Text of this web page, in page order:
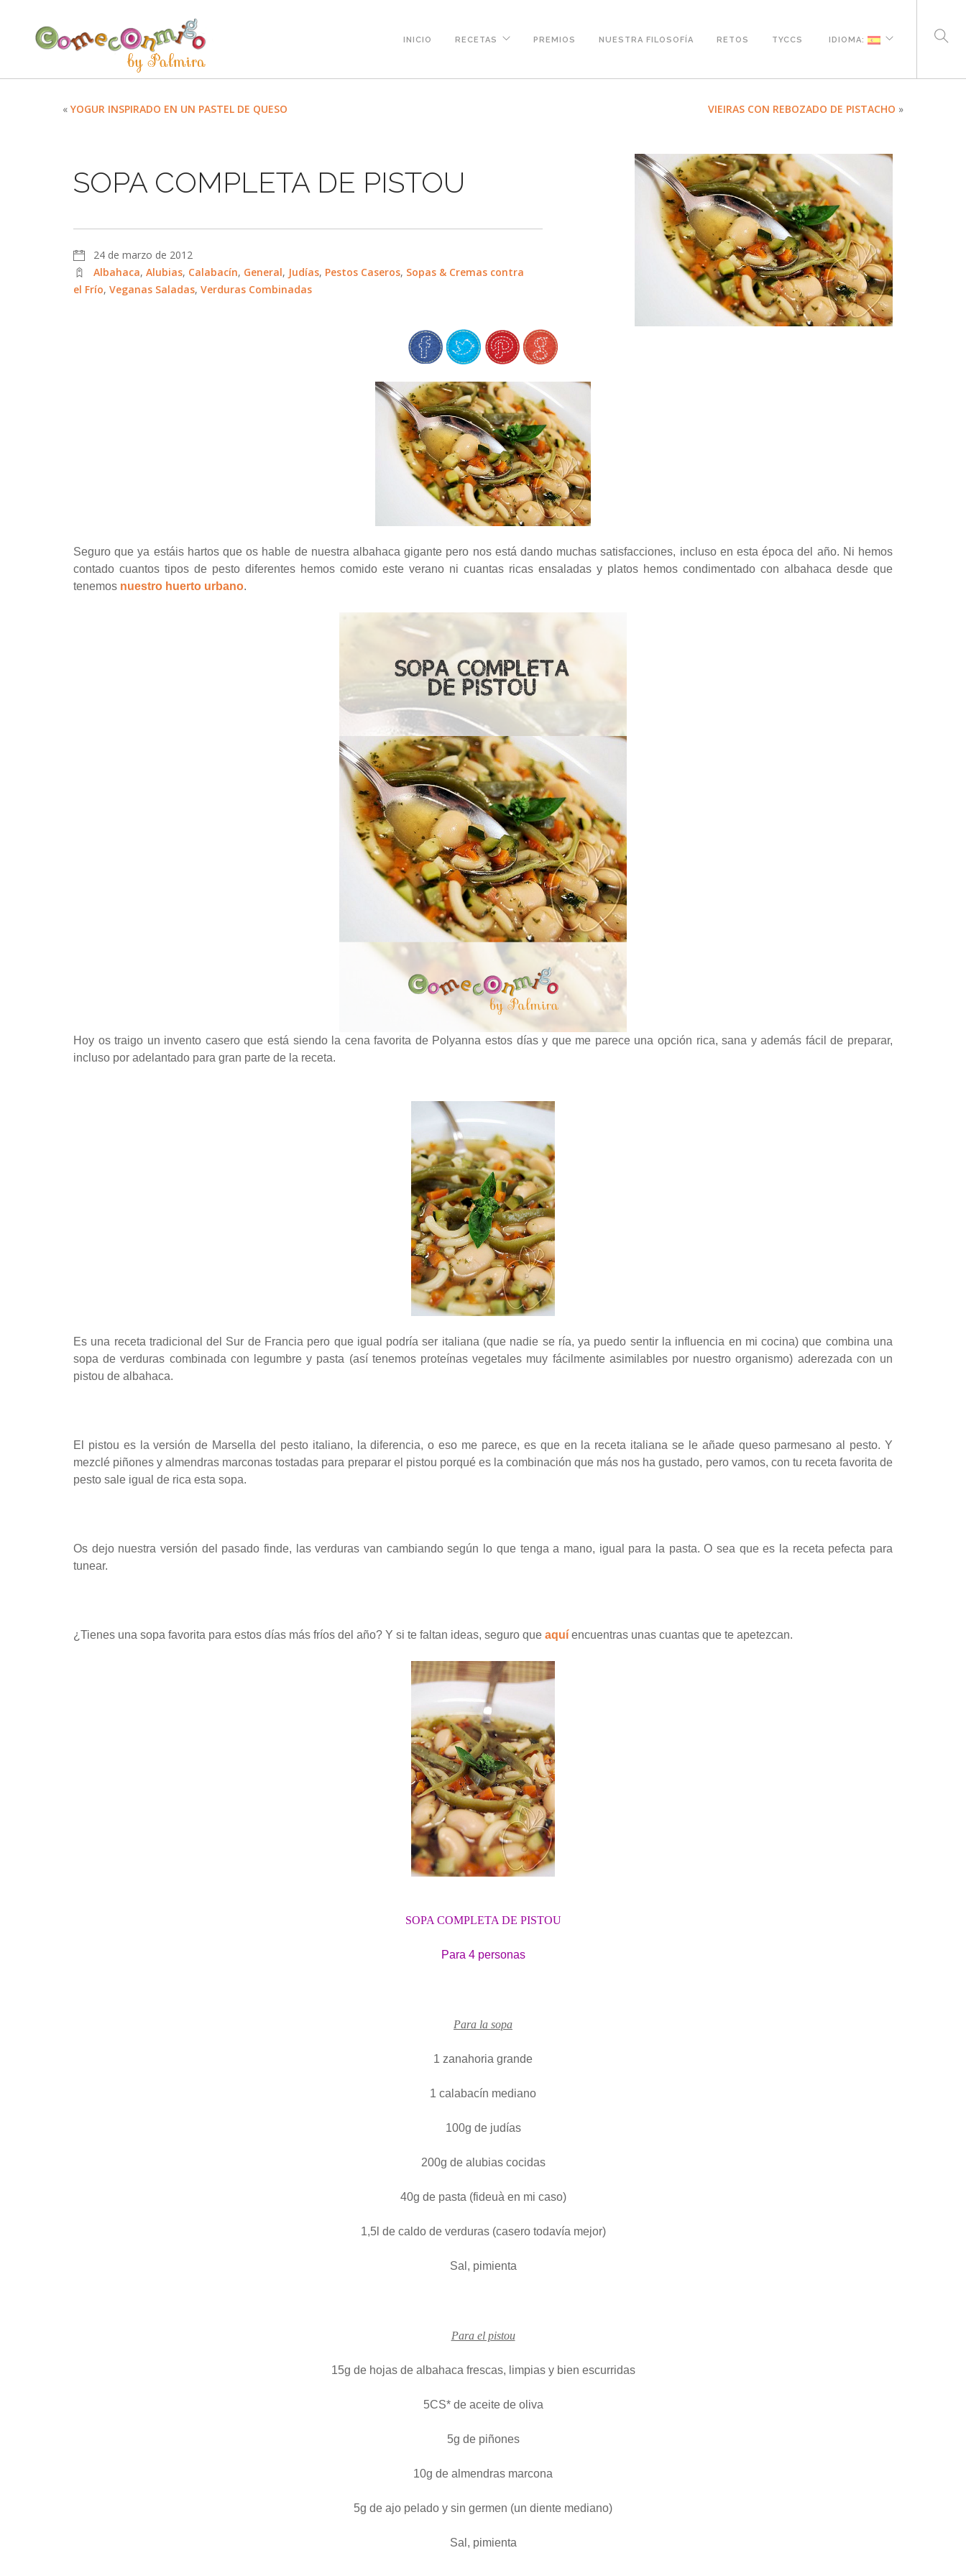
INICIO RECETAS PREMIOS NUESTRA FILOSOFÍA RETOS TYCCS IDIOMA:
« YOGUR INSPIRADO EN UN PASTEL DE QUESO VIEIRAS CON REBOZADO DE PISTACHO »
SOPA COMPLETA DE PISTOU
24 de marzo de 2012
Albahaca, Alubias, Calabacín, General, Judías, Pestos Caseros, Sopas & Cremas contra
el Frío, Veganas Saladas, Verduras Combinadas
Seguro que ya estáis hartos que os hable de nuestra albahaca gigante pero nos está dando muchas satisfacciones, incluso en esta época del año. Ni hemos
contado cuantos tipos de pesto diferentes hemos comido este verano ni cuantas ricas ensaladas y platos hemos condimentado con albahaca desde que
tenemos nuestro huerto urbano.
Hoy os traigo un invento casero que está siendo la cena favorita de Polyanna estos días y que me parece una opción rica, sana y además fácil de preparar,
incluso por adelantado para gran parte de la receta.
Es una receta tradicional del Sur de Francia pero que igual podría ser italiana (que nadie se ría, ya puedo sentir la influencia en mi cocina) que combina una
sopa de verduras combinada con legumbre y pasta (así tenemos proteínas vegetales muy fácilmente asimilables por nuestro organismo) aderezada con un
pistou de albahaca.
El pistou es la versión de Marsella del pesto italiano, la diferencia, o eso me parece, es que en la receta italiana se le añade queso parmesano al pesto. Y
mezclé piñones y almendras marconas tostadas para preparar el pistou porqué es la combinación que más nos ha gustado, pero vamos, con tu receta favorita de
pesto sale igual de rica esta sopa.
Os dejo nuestra versión del pasado finde, las verduras van cambiando según lo que tenga a mano, igual para la pasta. O sea que es la receta pefecta para
tunear.
¿Tienes una sopa favorita para estos días más fríos del año? Y si te faltan ideas, seguro que aquí encuentras unas cuantas que te apetezcan.
SOPA COMPLETA DE PISTOU
Para 4 personas
Para la sopa
1 zanahoria grande
1 calabacín mediano
100g de judías
200g de alubias cocidas
40g de pasta (fideuà en mi caso)
1,5l de caldo de verduras (casero todavía mejor)
Sal, pimienta
Para el pistou
15g de hojas de albahaca frescas, limpias y bien escurridas
5CS* de aceite de oliva
5g de piñones
10g de almendras marcona
5g de ajo pelado y sin germen (un diente mediano)
Sal, pimienta